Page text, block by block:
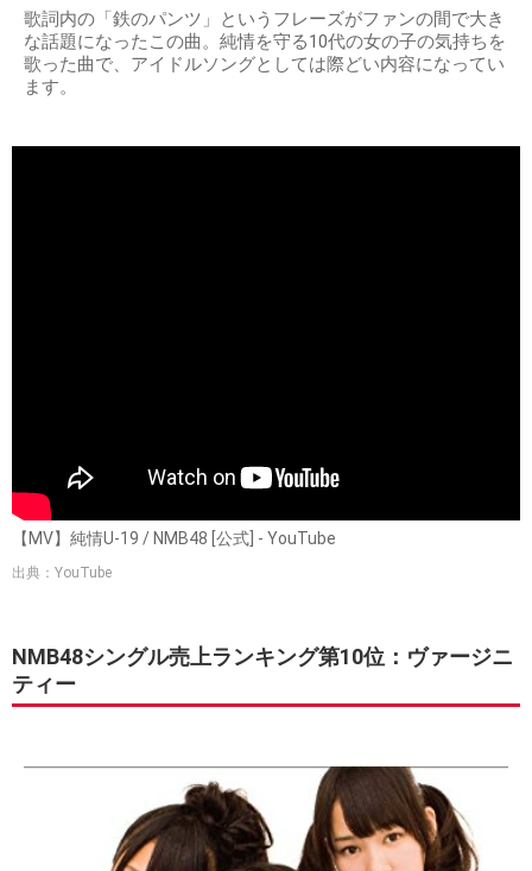
歌詞内の「鉄のパンツ」というフレーズがファンの間で大き
な話題になったこの曲。純情を守る10代の女の子の気持ちを
歌った曲で、アイドルソングとしては際どい内容になってい
ます。
【MV】純情U-19 / NMB48 [公式] - YouTube
出典：YouTube
NMB48シングル売上ランキング第10位：ヴァージニ
ティー